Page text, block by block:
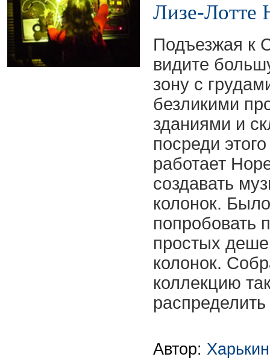
Лизе-Лотте
Подъезжая к
видите
зону с
безликими
зданиями и
посреди
работает
создавать
колонок.
попробовать
простых
колонок.
коллекцию
Автор: